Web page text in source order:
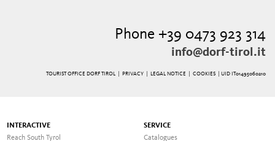
Phone +39 0473 923 314
info@dorf-tirol.it
TOURIST OFFICE DORF TIROL | PRIVACY| LEGAL NOTICE COOKIES | UID IT01495060210
INTERACTIVE
Reach South Tyrol
SERVICE
Catalogues